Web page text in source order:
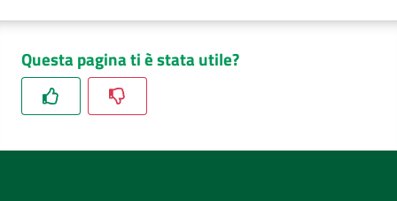
Questa pagina ti è stata utile?